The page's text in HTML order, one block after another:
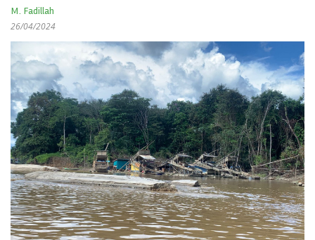
M. Fadillah
26/04/2024